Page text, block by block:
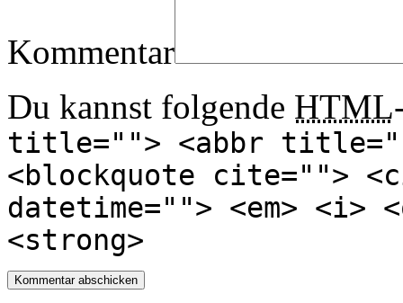
Kommentar
Du kannst folgende HTML
title=""> <abbr
<blockquote cite="">
datetime=""> <em>
<strong>